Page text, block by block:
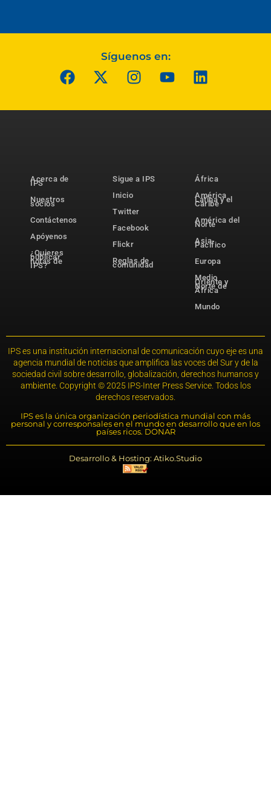
Síguenos en:
Acerca de
IPS
Nuestros
socios
Contáctenos
Apóyenos
¿Quieres
publicar
notas de
IPS?
Sigue a IPS
Inicio
Twitter
Facebook
Flickr
Reglas de
comunidad
África
América
Latina y el
Caribe
América del
Norte
Asia-
Pacífico
Europa
Medio
Oriente y
Norte de
África
Mundo
IPS es una institución internacional de comunicación cuyo eje es una
agencia mundial de noticias que amplifica las voces del Sur y de la
sociedad civil sobre desarrollo, globalización, derechos humanos y
ambiente. Copyright © 2025 IPS-Inter Press Service. Todos los
derechos reservados.
IPS es la única organización periodística mundial con más
personal y corresponsales en el mundo en desarrollo que en los
países ricos. DONAR
Desarrollo & Hosting: Atiko.Studio